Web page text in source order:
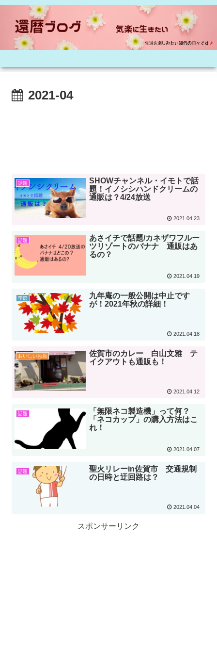
2021-04
話題
SHOWチャンネル・イモトで話
題！イノシシハンドクリームの
通販は？4/24放送
2021.04.23
話題
あさイチで話題/カネザワフルー
ツリゾートのバナナ 通販はあ
るの？
2021.04.19
季節
九年庵の一般公開は中止です
が！2021年秋の詳細！
2021.04.18
おいしいお店
佐賀市のカレー 白山文雅 テ
イクアウトも通販も！
2021.04.12
話題
「無限ネコ製造機」って何？
「ネコカップ」の購入方法はこ
れ！
2021.04.07
話題
聖火リレーin佐賀市 交通規制
の日時と迂回路は？
2021.04.04
スポンサーリンク